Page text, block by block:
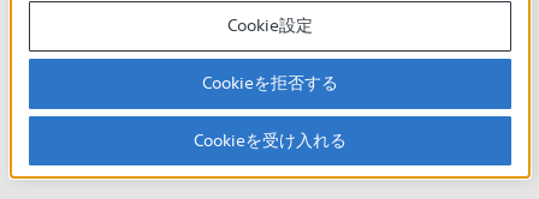
お知らせ
製品に関する重要なお知らせ
重要なお知らせ一覧
Cookie設定
Cookieを拒否する
Cookieを受け入れる